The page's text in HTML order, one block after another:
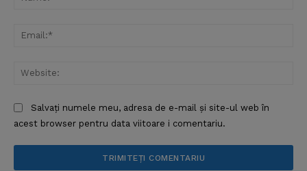
Salvați numele meu, adresa de e-mail și site-ul web în
acest browser pentru data viitoare i comentariu.